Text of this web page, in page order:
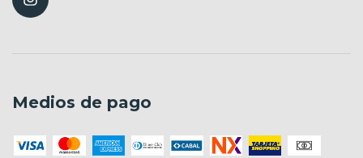
Medios de pago